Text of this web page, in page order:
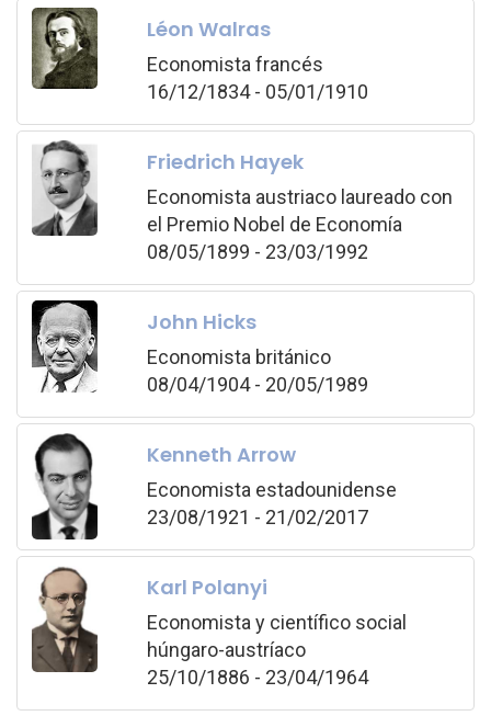
Léon Walras
Economista francés
16/12/1834 - 05/01/1910
Friedrich Hayek
Economista austriaco laureado con
el Premio Nobel de Economía
08/05/1899 - 23/03/1992
John Hicks
Economista británico
08/04/1904 - 20/05/1989
Kenneth Arrow
Economista estadounidense
23/08/1921 - 21/02/2017
Karl Polanyi
Economista y científico social
húngaro-austríaco
25/10/1886 - 23/04/1964